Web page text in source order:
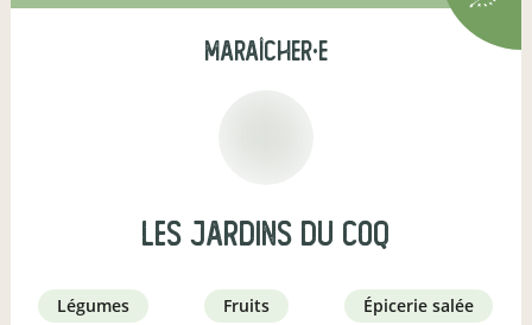
maraîcher·e
les jardins du coq
légumes fruits
épicerie salée